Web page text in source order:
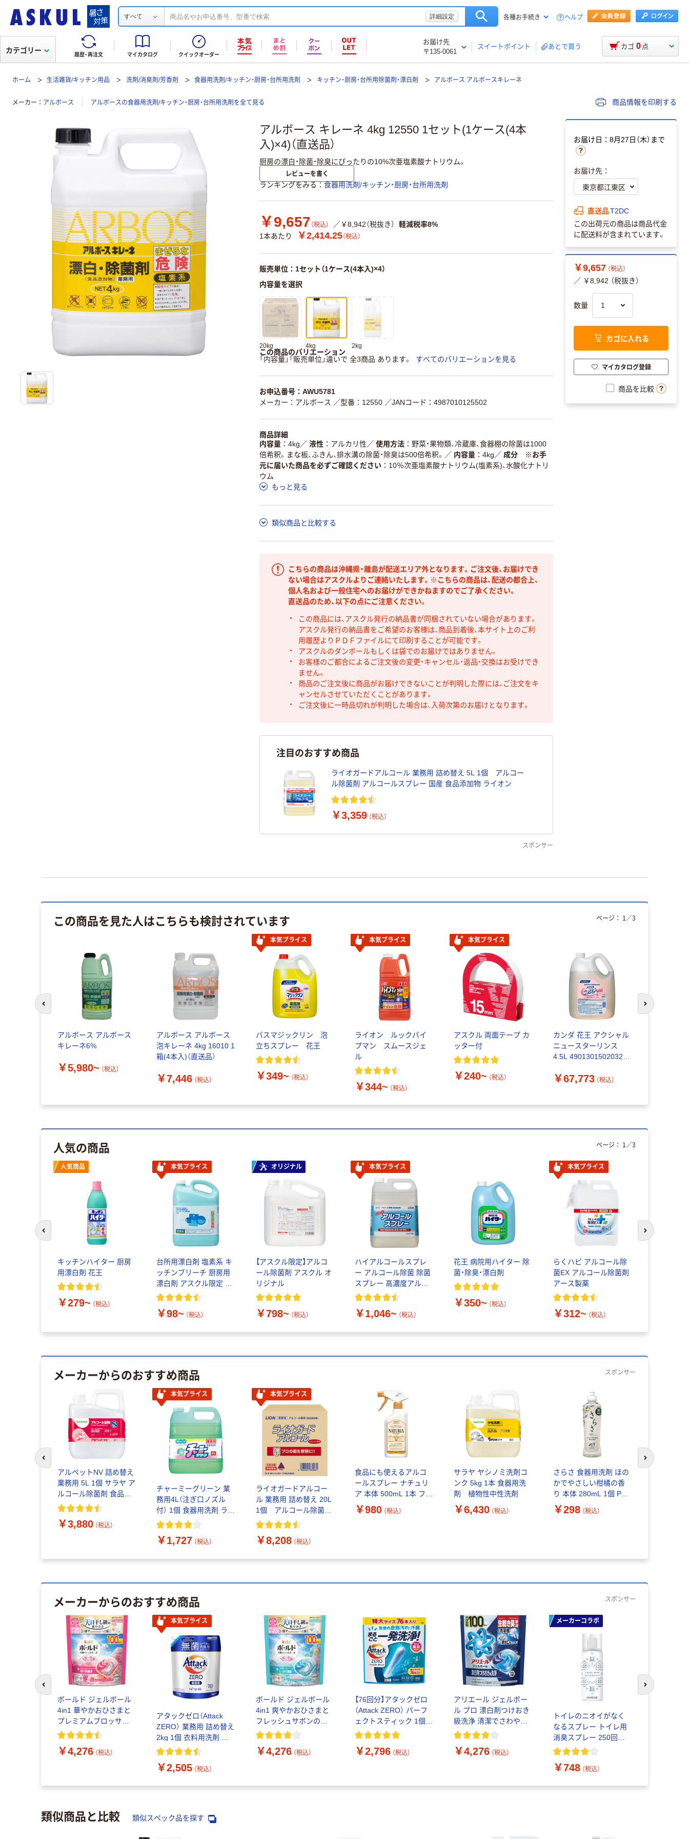
すべて 詳細設定 各種お手続き ヘルプ
履歴・再注文 マイカタログ クイックオーダー
お届け先
〒135-0061
スイートポイント あとで買う
カテゴリー カゴ 0 点
ホーム 生活雑貨/キッチン用品 洗剤/消臭剤/芳香剤 食器用洗剤/キッチン・厨房・台所用洗剤 キッチン・厨房・台所用除菌剤・漂白剤 アルボース アルボースキレーネ
メーカー アルボース アルボースの食器用洗剤/キッチン・厨房・台所用洗剤を全て見る 商品情報を印刷する
アルボース キレーネ 4kg 12550 1セット(1ケース(4本
入)×4)（直送品）
厨房の漂白・除菌・除臭にぴったりの10%次亜塩素酸ナトリウム。
レビューを書く
ランキングをみる 食器用洗剤/キッチン・厨房・台所用洗剤
￥9,657 （税込） ／￥8,942（税抜き）
軽減税率8%
1本あたり
￥2,414.25（税込）
販売単位：1セット（1ケース(4本入)×4）
内容量を選択
20kg 4kg 2kg
この商品のバリエーション
「内容量」「販売単位」違いで 全3商品 あります。
すべてのバリエーションを見る
お申込番号：AWU5781
メーカー：アルボース ／型番：12550 ／JANコード：4987010125502
商品詳細
内容量
4kg ／ 液性 アルカリ性 ／ 使用方法
野菜・果物類、冷蔵庫、食器棚の除菌は1000
倍希釈。まな板、ふきん、排水溝の除菌・除臭は500倍希釈。 ／ 内容量 4kg ／ 成分 ※お手
元に届いた商品を必ずご確認ください
10％次亜塩素酸ナトリウム(塩素系)、水酸化ナトリ
ウム
もっと見る
類似商品と比較する
こちらの商品は沖縄県・離島が配送エリア外となります。ご注文後、お届けでき
ない場合はアスクルよりご連絡いたします。※こちらの商品は、配送の都合上、
個人名および一般住宅へのお届けができかねますのでご了承ください。
直送品のため、以下の点にご注意ください。
この商品には、アスクル発行の納品書が同梱されていない場合があります。
アスクル発行の納品書をご希望のお客様は、商品到着後、本サイト上のご利
用履歴よりＰＤＦファイルにて印刷することが可能です。
アスクルのダンボールもしくは袋でのお届けではありません。
お客様のご都合によるご注文後の変更・キャンセル・返品・交換はお受けでき
ません。
商品のご注文後に商品がお届けできないことが判明した際には、ご注文をキ
ャンセルさせていただくことがあります。
ご注文後に一時品切れが判明した場合は、入荷次第のお届けとなります。
注目のおすすめ商品
ライオガードアルコール 業務用 詰め替え 5L 1個 アルコー
ル除菌剤 アルコールスプレー 国産 食品添加物 ライオン
￥3,359 （税込）
スポンサー
お届け日：8月27日（木）まで
お届け先：
直送品T2DC
この出荷元の商品は商品代金
に配送料が含まれています。
￥9,657 （税込）
／ ￥8,942 （税抜き）
数量
カゴに入れる
マイカタログ登録
商品を比較
この商品を見た人はこちらも検討されています
アルボース アルボース
キレーネ6%
￥5,980~ （税込）
アルボース アルボース
泡キレーネ 4kg 16010 1
箱(4本入)（直送品）
￥7,446 （税込）
本気プライス
バスマジックリン 泡
立ちスプレー 花王
￥349~ （税込）
本気プライス
ライオン ルックパイ
プマン スムースジェ
ル
￥344~ （税込）
本気プライス
アスクル 両面テープ カ
ッター付
￥240~ （税込）
カンダ 花王 アクシャル
ニュースターリンス
4.5L 4901301502032 1
￥67,773 （税込）
ページ： 1 ／3
前のスライドへ 次のスライド
人気の商品
人気商品
キッチンハイター 厨房
用漂白剤 花王
￥279~ （税込）
本気プライス
台所用漂白剤 塩素系 キ
ッチンブリーチ 厨房用
漂白剤 アスクル限定 オ
リジナル
￥98~ （税込）
オリジナル
【アスクル限定】アルコ
ール除菌剤 アスクル オ
リジナル
￥798~ （税込）
本気プライス
ハイアルコールスプレ
ー アルコール除菌 除菌
スプレー 高濃度アルコ
ール ライオン
￥1,046~ （税込）
花王 病院用ハイター 除
菌・除臭・漂白剤
￥350~ （税込）
本気プライス
らくハピ アルコール除
菌EX アルコール除菌剤
アース製薬
￥312~ （税込）
ページ： 1 ／3
前のスライドへ 次のスライド
メーカーからのおすすめ商品 スポンサー
アルペットNV 詰め替え
業務用 5L 1個 サラヤ ア
ルコール除菌剤 食品添
加物 弱酸性 厨房用 ウイ
￥3,880 （税込）
本気プライス
チャーミーグリーン 業
務用4L（注ぎ口ノズル
付） 1個 食器用洗剤 ライ
オン
￥1,727 （税込）
本気プライス
ライオガードアルコー
ル 業務用 詰め替え 20L
1個 アルコール除菌剤
アルコールスプレー 国
￥8,208 （税込）
食品にも使えるアルコ
ールスプレー ナチュリ
ア 本体 500mL 1本 フマ
キラー
￥980 （税込）
サラヤ ヤシノミ洗剤コ
ンク 5kg 1本 食器用洗
剤 植物性中性洗剤
￥6,430 （税込）
さらさ 食器用洗剤 ほの
かでやさしい柑橘の香
り 本体 280mL 1個 P＆
G JOY(ジョイ)共同開発
￥298 （税込）
次のスライド
メーカーからのおすすめ商品 スポンサー
ボールド ジェルボール
4in1 華やかおひさまと
プレミアムブロッサム
の香り 詰め替え 超テラ
洗濯洗剤 P＆G
￥4,276 （税込）
本気プライス
アタックゼロ（Attack
ZERO） 業務用 詰め替え
2kg 1個 衣料用洗剤 花
王
￥2,505 （税込）
ボールド ジェルボール
4in1 爽やかおひさまと
フレッシュサボンの香
り 詰め替え 超テラジャ
洗剤 P＆G
￥4,276 （税込）
【76回分】アタックゼロ
（Attack ZERO） パーフ
ェクトスティック 1個
（76本入） 衣料用洗剤 花
￥2,796 （税込）
アリエール ジェルボー
ル プロ 漂白剤つけおき
級洗浄 清潔でさわやか
な香り 詰め替え 超テラ
洗濯洗剤 P＆G
￥4,276 （税込）
メーカーコラボ
トイレのニオイがなく
なるスプレー トイレ用
消臭スプレー 250回分
無香性 52ml 1本 大日本
￥748 （税込）
次のスライド
類似商品と比較 類似スペック品を探す